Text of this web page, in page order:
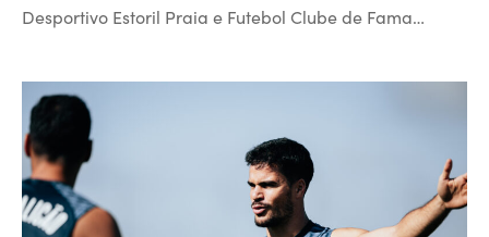
Desportivo Estoril Praia e Futebol Clube de Fama…